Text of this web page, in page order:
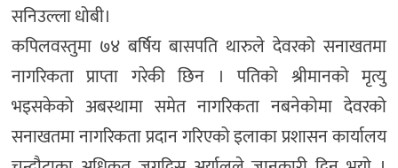
सनिउल्ला धोबी।
कपिलवस्तुमा ७४ बर्षिय बासपति थारुले देवरको सनाखतमा
नागरिकता प्राप्ता गरेकी छिन । पतिको श्रीमानको मृत्यु
भइसकेको अबस्थामा समेत नागरिकता नबनेकोमा देवरको
सनाखतमा नागरिकता प्रदान गरिएको इलाका प्रशासन कार्यालय